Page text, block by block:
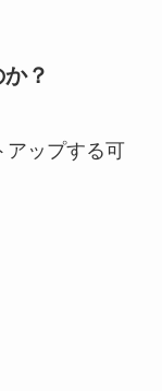
？
アップする可